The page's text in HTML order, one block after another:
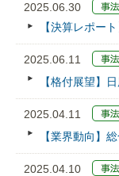
2025.06.30
【決算レポー
2025.06.11
【格付展望】
2025.04.11
【業界動向】
2025.04.10